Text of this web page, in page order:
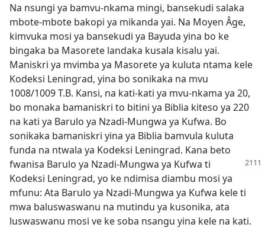
Na nsungi ya bamvu-nkama mingi, bansekudi salaka
mbote-mbote bakopi ya mikanda yai. Na Moyen Âge,
kimvuka mosi ya bansekudi ya Bayuda yina bo ke
bingaka ba Masorete landaka kusala kisalu yai.
Maniskri ya mvimba ya Masorete ya kuluta ntama kele
Kodeksi Leningrad, yina bo sonikaka na mvu
1008/1009 T.B. Kansi, na kati-kati ya mvu-nkama ya 20,
bo monaka bamaniskri to bitini ya Biblia kiteso ya 220
na kati ya Barulo ya Nzadi-Mungwa ya Kufwa. Bo
sonikaka bamaniskri yina ya Biblia bamvula kuluta
funda na ntwala ya Kodeksi Leningrad. Kana beto
fwanisa Barulo ya Nzadi-Mungwa ya Kufwa ti
Kodeksi Leningrad, yo ke ndimisa diambu mosi ya
mfunu: Ata Barulo ya Nzadi-Mungwa ya Kufwa kele ti
mwa baluswaswanu na mutindu ya kusonika, ata
luswaswanu mosi ve ke soba nsangu yina kele na kati.